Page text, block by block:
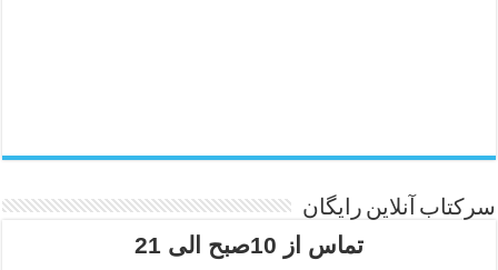
سرکتاب آنلاین رایگان
تماس از 10صبح الی 21